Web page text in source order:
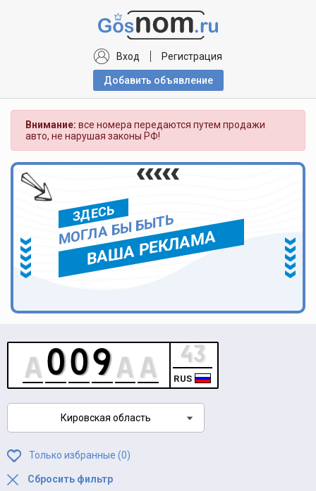
Вход Регистрация
Добавить объявлениe
Внимание: все номера передаются путем продажи
авто, не нарушая законы РФ!
ЗДЕСЬ
МОГЛА БЫ БЫТЬ
ВАША РЕКЛАМА
RUS
Кировская область
Только избранные (0)
Сбросить фильтр